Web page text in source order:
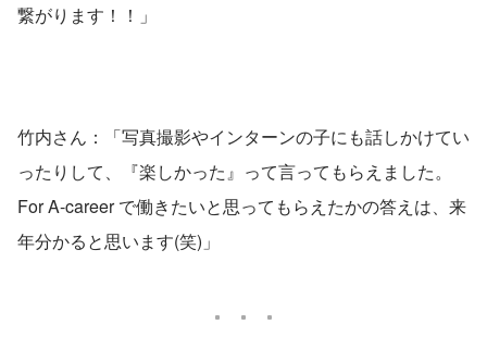
繋がります！！」
竹内さん：「写真撮影やインターンの子にも話しかけてい
ったりして、『楽しかった』って言ってもらえました。
For A-career で働きたいと思ってもらえたかの答えは、来
年分かると思います(笑)」